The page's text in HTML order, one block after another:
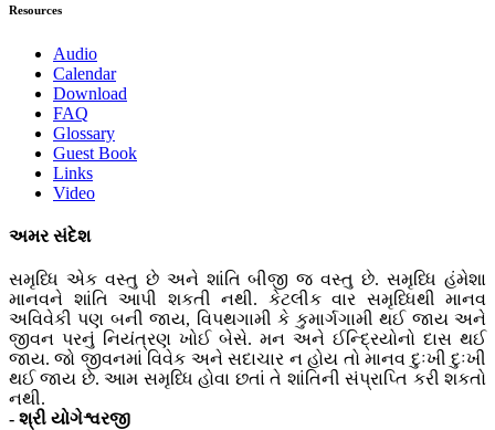
Resources
Audio
Calendar
Download
FAQ
Glossary
Guest Book
Links
Video
અમર સંદેશ
સમૃધ્ધિ એક વસ્તુ છે અને શાંતિ બીજી જ વસ્તુ છે. સમૃધ્ધિ હંમેશા
માનવને શાંતિ આપી શકતી નથી. કેટલીક વાર સમૃધ્ધિથી માનવ
અવિવેકી પણ બની જાય, વિપથગામી કે કુમાર્ગગામી થઈ જાય અને
જીવન પરનું નિયંત્રણ ખોઈ બેસે. મન અને ઈન્દ્રિયોનો દાસ થઈ
જાય. જો જીવનમાં વિવેક અને સદાચાર ન હોય તો માનવ દુઃખી દુઃખી
થઈ જાય છે. આમ સમૃધ્ધિ હોવા છતાં તે શાંતિની સંપ્રાપ્તિ કરી શકતો
નથી.
- શ્રી યોગેશ્વરજી